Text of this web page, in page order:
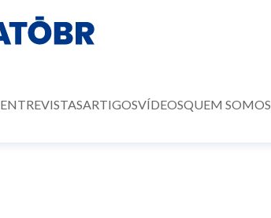
ENTREVISTASARTIGOSVÍDEOSQUEM SOMOS